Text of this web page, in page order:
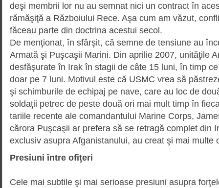
deşi membrii lor nu au semnat nici un contract în
rămăşiţă a Războiului Rece. Aşa cum am văzut,
făceau parte din doctrina acestui secol.
De menţionat, în sfârşit, că semne de tensiune au
Armată şi Puşcaşii Marini. Din aprilie 2007, unităţile
desfăşurate în Irak în stagii de câte 15 luni, în timp
doar pe 7 luni. Motivul este că USMC vrea să
şi schimburile de echipaj pe nave, care au loc de
soldaţii petrec de peste două ori mai mult timp în
tariile recente ale coman­dan­tului Marine Corps,
cărora Puşcaşii ar prefera să se retragă complet din
exclusiv asupra Afganistanului, au creat şi mai multe
Presiuni între ofiţeri
Cele mai subtile şi mai serioase presiuni asupra